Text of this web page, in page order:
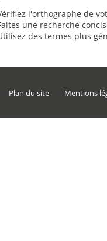
l'orthographe de
une recherche
des termes plus
Plan du site Mentions